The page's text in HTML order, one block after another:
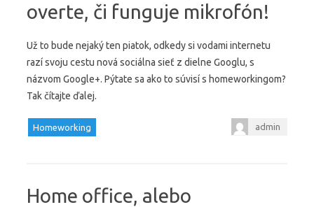
overte, či funguje mikrofón!
Už to bude nejaký ten piatok, odkedy si vodami internetu
razí svoju cestu nová sociálna sieť z dielne Googlu, s
názvom Google+. Pýtate sa ako to súvisí s homeworkingom?
Tak čítajte ďalej.
Homeworking admin
Home office, alebo